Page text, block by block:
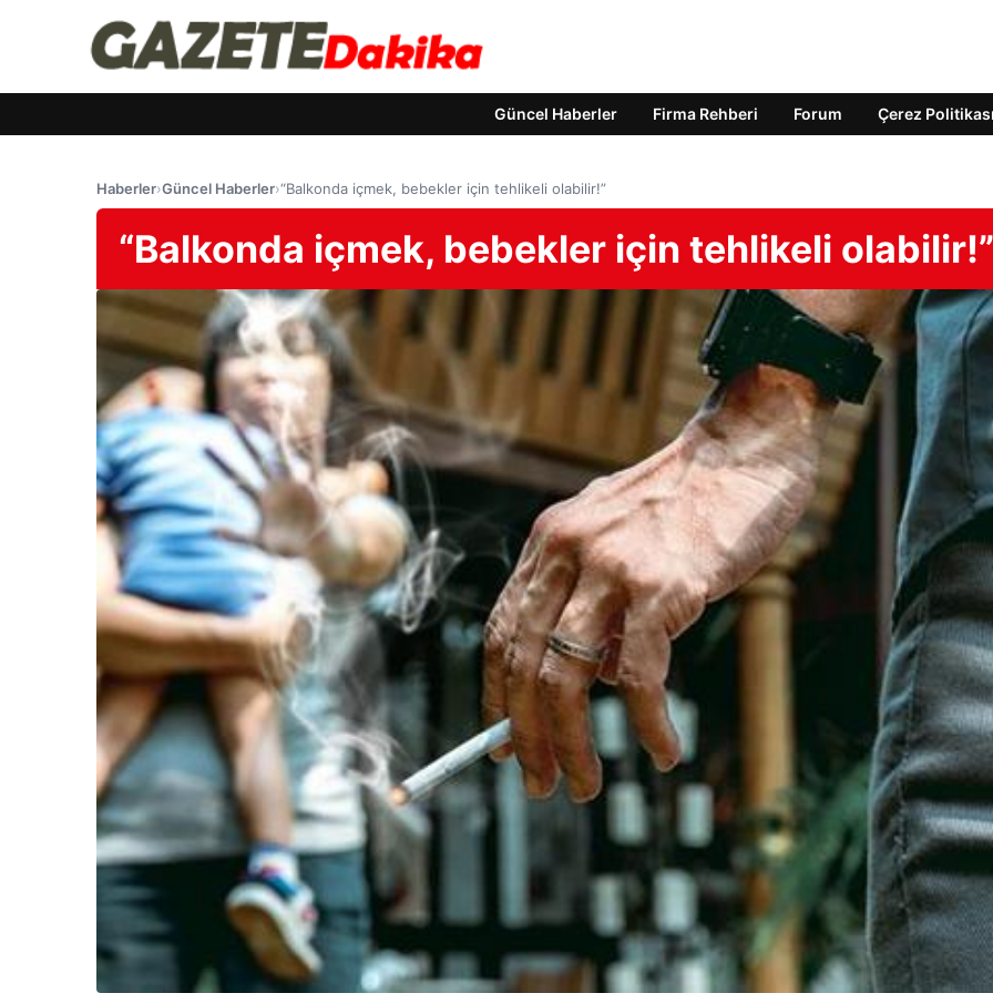
Güncel Haberler Firma Rehberi Forum Çerez Politikası
Haberler›Güncel Haberler›“Balkonda içmek, bebekler için tehlikeli olabilir!”
“Balkonda içmek, bebekler için tehlikeli olabilir!”